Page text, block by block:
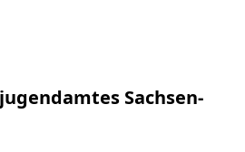
Sachsen-